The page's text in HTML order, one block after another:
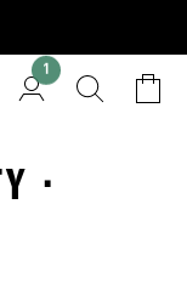
1
·